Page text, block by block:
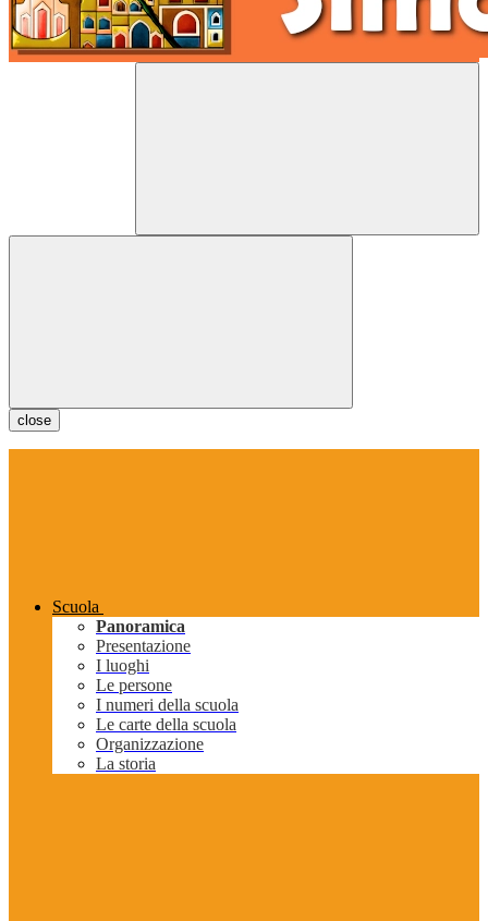
close
Scuola
Panoramica
Presentazione
I luoghi
Le persone
I numeri della scuola
Le carte della scuola
Organizzazione
La storia